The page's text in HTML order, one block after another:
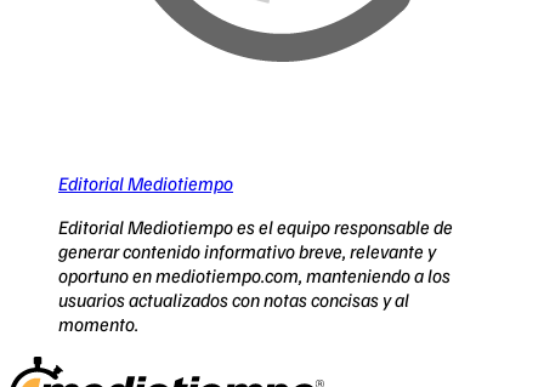
Editorial Mediotiempo
Editorial Mediotiempo es el equipo responsable de
generar contenido informativo breve, relevante y
oportuno en mediotiempo.com, manteniendo a los
usuarios actualizados con notas concisas y al
momento.